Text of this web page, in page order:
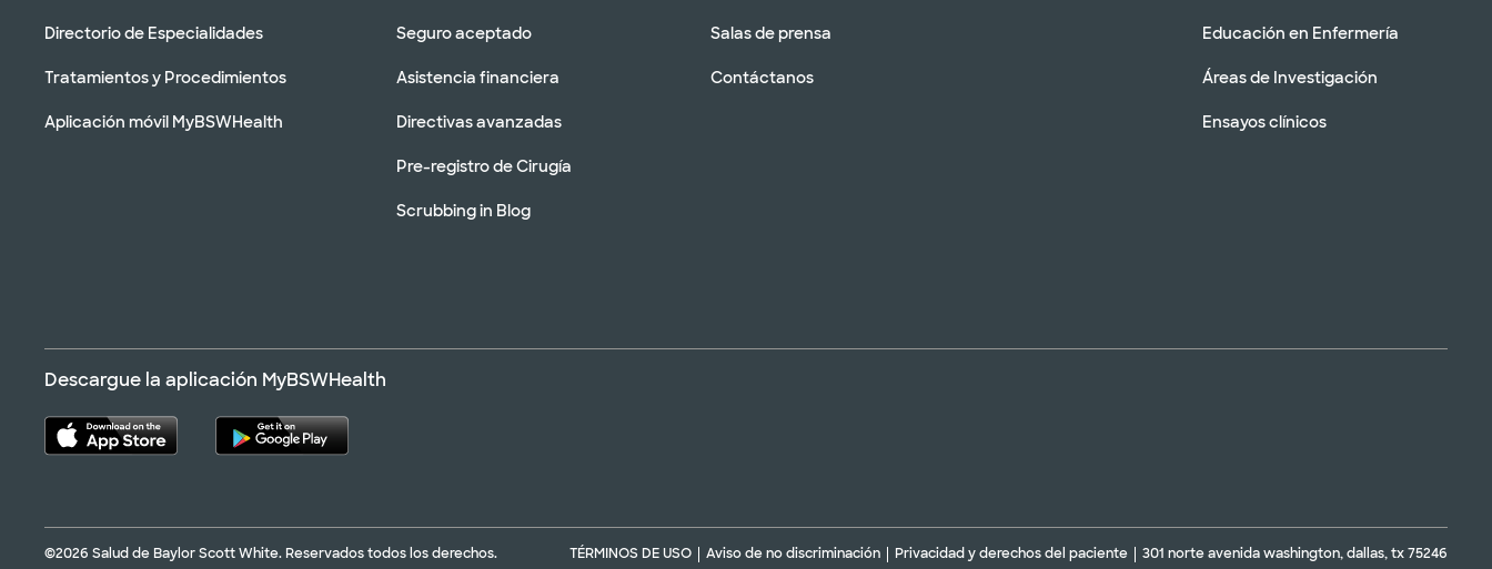
Directorio de Especialidades
Tratamientos y Procedimientos
Aplicación móvil MyBSWHealth
Seguro aceptado
Asistencia financiera
Directivas avanzadas
Pre-registro de Cirugía
Scrubbing in Blog
Salas de prensa
Contáctanos
Educación en Enfermería
Áreas de Investigación
Ensayos clínicos
Descargue la aplicación MyBSWHealth
©2026 Salud de Baylor Scott White. Reservados todos los derechos. TÉRMINOS DE USO Aviso de no discriminación Privacidad y derechos del paciente 301 norte avenida washington, dallas, tx 75246